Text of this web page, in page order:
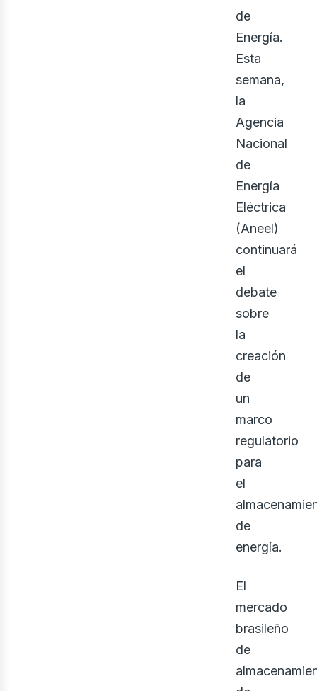
de
Energía.
Esta
semana,
la
Agencia
Nacional
de
Energía
Eléctrica
(Aneel)
continuará
el
debate
sobre
la
creación
de
un
marco
regulatorio
para
el
de
energía.
El
mercado
brasileño
de